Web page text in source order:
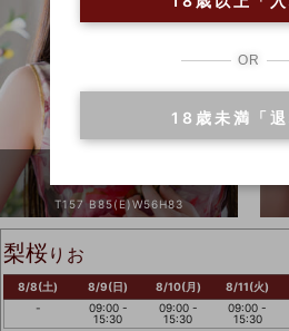
T157 B85(E)W56H83
梨桜りお
8/8(土)
-
8/9(日)
09:00 -
15:30
8/10(月)
09:00 -
15:30
8/11(火)
09:00 -
15:30
OR
18歳未満「退